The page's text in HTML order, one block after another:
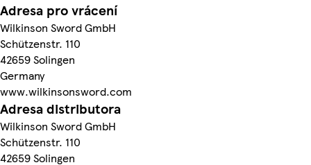
Adresa pro vrácení
Wilkinson Sword GmbH
Schützenstr. 110
42659 Solingen
Germany
www.wilkinsonsword.com
Adresa distributora
Wilkinson Sword GmbH
Schützenstr. 110
42659 Solingen